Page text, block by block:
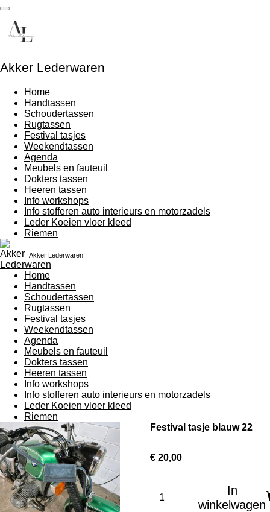
Ga
direct
naar
Akker Lederwaren
Home
Handtassen
Schoudertassen
Rugtassen
Festival tasjes
Weekendtassen
Agenda
Meubels en fauteuil
Dokters tassen
Heeren tassen
Info workshops
Info stofferen auto interieurs en motorzadels
Leder Koeien vloer kleed
Riemen
Akker Lederwaren
Home
Handtassen
Schoudertassen
Rugtassen
Festival tasjes
Weekendtassen
Agenda
Meubels en fauteuil
Dokters tassen
Heeren tassen
Info workshops
Info stofferen auto interieurs en motorzadels
Leder Koeien vloer kleed
Riemen
Festival tasje blauw 22
€ 20,00
In
winkelwagen